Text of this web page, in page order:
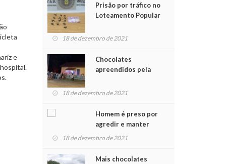
e
Prisão por tráfico no
Loteamento Popular
18 de dezembro de 2021
Chocolates
apreendidos pela
para crianças na
18 de dezembro de 2021
Homem é preso por
agredir e manter
mulher em cárcere
18 de dezembro de 2021
Mais chocolates